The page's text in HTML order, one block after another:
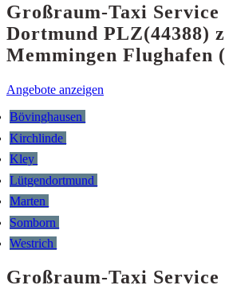
Großraum-Taxi Service
Dortmund PLZ(44388)
Memmingen Flughafen
Angebote anzeigen
Bövinghausen
Kirchlinde
Kley
Lütgendortmund
Marten
Somborn
Westrich
Großraum-Taxi Service